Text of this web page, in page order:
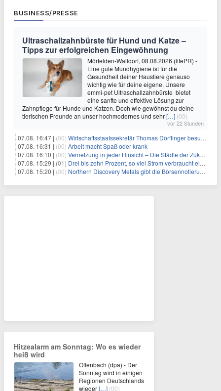
BUSINESS/PRESSE
Ultraschallzahnbürste für Hund und Katze –
Tipps zur erfolgreichen Eingewöhnung
Mörfelden-Walldorf, 08.08.2026 (lifePR) -
Eine gute Mundhygiene ist für die
Gesundheit deiner Haustiere genauso
wichtig wie für deine eigene. Unsere
emmi-pet Ultraschallzahnbürste bietet
eine sanfte und effektive Lösung zur
Zahnpflege für Hunde und Katzen. Doch wie gewöhnst du deine
tierischen Freunde an unser hochmodernes und sehr[…] (00)
vor 22 Stunden
07.08. 16:47 | (00) Wirtschaftsstaatssekretär Thomas Dörflinger besucht Handwerksbetrieb im Kammerbezirk Freiburg
07.08. 16:31 | (00) Arbeit macht Spaß oder krank
07.08. 16:10 | (00) Vernetzung in jeder Hinsicht – Die Städte der Zukunft sind grün-blau
07.08. 15:29 | (01) Drei bis zehn Prozent, so viel Strom verbraucht ein Aufzug im Gebäude
07.08. 15:20 | (00) Northern Discovery Metals gibt die Börsennotierung an der Frankfurter Wertpapierbörse bekannt
Hitzealarm am Sonntag: Wo es wieder
heiß wird
Offenbach (dpa) - Der
Sonntag wird in einigen
Regionen Deutschlands
wieder[…] (00)